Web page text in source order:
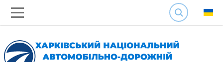
SEARCH